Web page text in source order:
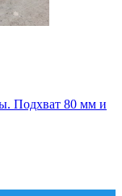
Подхват 80 мм и